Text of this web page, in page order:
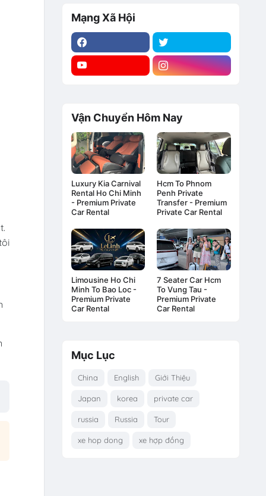
Mạng Xã Hội
Vận Chuyển Hôm Nay
Luxury Kia Carnival
Rental Ho Chi Minh
- Premium Private
Car Rental
Hcm To Phnom
Penh Private
Transfer - Premium
Private Car Rental
Limousine Ho Chi
Minh To Bao Loc -
Premium Private
Car Rental
7 Seater Car Hcm
To Vung Tau -
Premium Private
Car Rental
Mục Lục
China English Giới Thiệu
Japan korea private car
russia Russia Tour
xe hop dong xe hợp đồng